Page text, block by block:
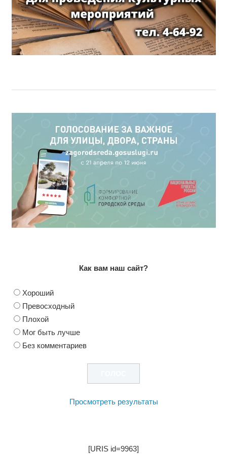
Как вам наш сайт?
Хороший
Превосходный
Плохой
Мог быть лучше
Без комментариев
Просмотреть результаты
[URIS id=9963]